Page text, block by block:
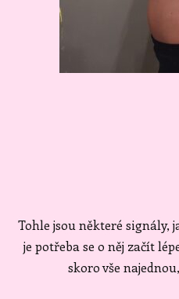
Tohle jsou některé signály,
je potřeba se o něj začít
skoro vše